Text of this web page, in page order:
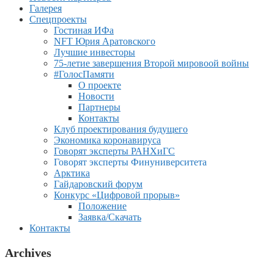
Галерея
Спецпроекты
Гостиная ИФа
NFT Юрия Аратовского
Лучшие инвесторы
75-летие завершения Второй мировоой войны
#ГолосПамяти
О проекте
Новости
Партнеры
Контакты
Клуб проектирования будущего
Экономика коронавируса
Говорят эксперты РАНХиГС
Говорят эксперты Финуниверситета
Арктика
Гайдаровский форум
Конкурс «Цифровой прорыв»
Положение
Заявка/Скачать
Контакты
Archives